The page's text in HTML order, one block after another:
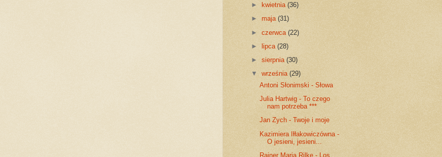
►
kwietnia(36)
►maja(31)
►czerwca(22)
►
lipca(28)
►sierpnia(30)
▼września(29)
Antoni Słonimski - Słowa
Julia Hartwig - To czego
nam potrzeba ***
Jan Zych - Twoje i moje
Kazimiera Iłłakowiczówna -
O jesieni, jesieni...
Rainer Maria Rilke - Los